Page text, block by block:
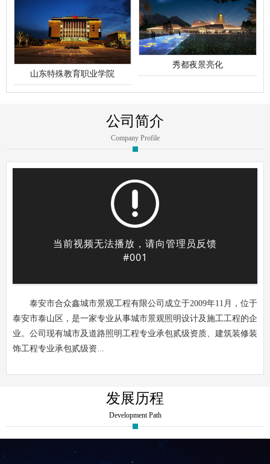
山东特殊教育职业学院
秀都夜景亮化
公司简介
Company Profile
泰安市合众鑫城市景观工程有限公司成立于2009年11月，位于
泰安市泰山区，是一家专业从事城市景观照明设计及施工工程的企
业。公司现有城市及道路照明工程专业承包贰级资质、建筑装修装
饰工程专业承包贰级资...
发展历程
Development Path